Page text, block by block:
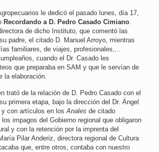
le dedicó el pasado lunes, día 17,
Recordando a D. Pedro Casado Cimiano.
de dicho Instituto, que comentó las
padre, el citado D. Manuel Arroyo, mientras
familiares, de viajes, profesionales,...
cuando el Dr. Casado les
que preparaba en SAM y que le servían de
la elaboración.
trató de la relación de D. Pedro Casado con el
primera etapa, bajo la dirección del Dr. Ángel
y con artículos en losAnales de citado
impagos del Gobierno regional que obligaron
y con la retención por la imprenta del
Pilar Anderiz, directora regional de Cultura
que, entre otros, contaba con nuestro